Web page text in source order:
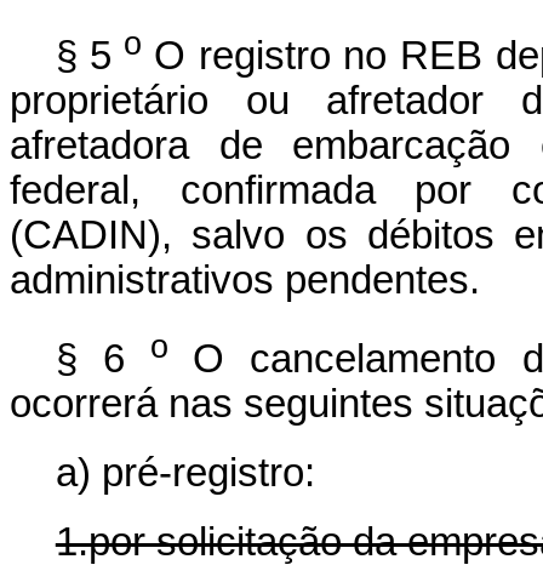
§ 5 o O registro no REB
proprietário ou afretador
afretadora de
federal, confirmada por
(CADIN), salvo os débitos
administrativos pendentes.
§ 6 o O cancelamento
ocorrerá nas seguintes
a) pré-registro:
1.por solicitação da